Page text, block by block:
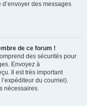
des messages
de ce forum !
des sécurités pour
Envoyez à
Il est très important
du courriel).
nécessaires.